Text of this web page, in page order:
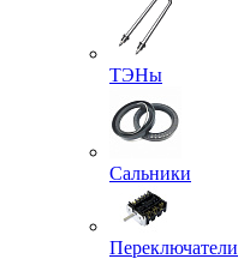
ТЭНы
Сальники
Переключатели